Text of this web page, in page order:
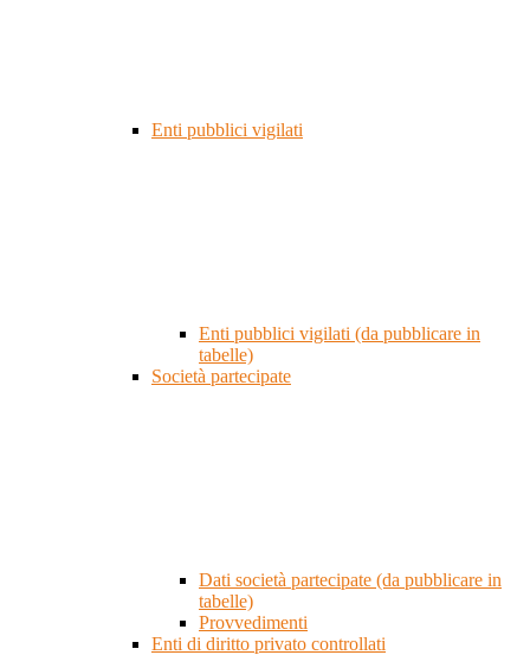
Enti pubblici vigilati
Enti pubblici vigilati (da pubblicare in
tabelle)
Società partecipate
Dati società partecipate (da pubblicare in
tabelle)
Provvedimenti
Enti di diritto privato controllati